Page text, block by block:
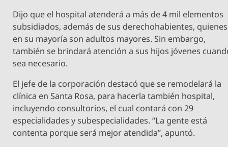
Dijo que el hospital atenderá a más de 4 mil elementos
subsidiados, además de sus derechohabientes, quienes
en su mayoría son adultos mayores. Sin embargo,
también se brindará atención a sus hijos jóvenes
sea necesario.
El jefe de la corporación destacó que se remodelará la
clínica en Santa Rosa, para hacerla también hospital,
incluyendo consultorios, el cual contará con 29
especialidades y subespecialidades. “La gente está
contenta porque será mejor atendida”, apuntó.